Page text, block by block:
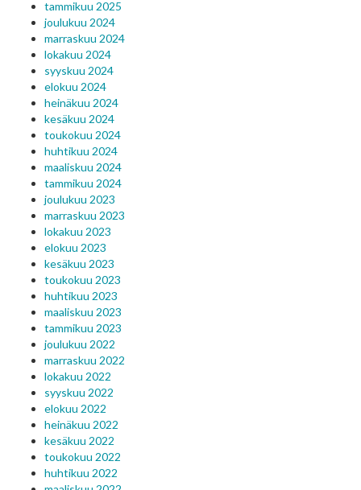
tammikuu 2025
joulukuu 2024
marraskuu 2024
lokakuu 2024
syyskuu 2024
elokuu 2024
heinäkuu 2024
kesäkuu 2024
toukokuu 2024
huhtikuu 2024
maaliskuu 2024
tammikuu 2024
joulukuu 2023
marraskuu 2023
lokakuu 2023
elokuu 2023
kesäkuu 2023
toukokuu 2023
huhtikuu 2023
maaliskuu 2023
tammikuu 2023
joulukuu 2022
marraskuu 2022
lokakuu 2022
syyskuu 2022
elokuu 2022
heinäkuu 2022
kesäkuu 2022
toukokuu 2022
huhtikuu 2022